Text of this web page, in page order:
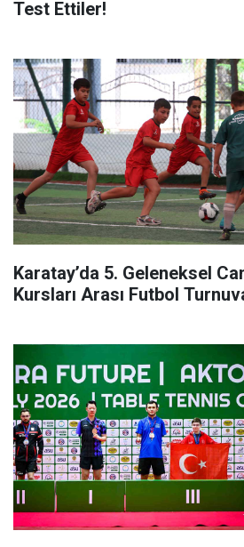
Test Ettiler!
Karatay’da 5. Geleneksel
Kursları Arası Futbol